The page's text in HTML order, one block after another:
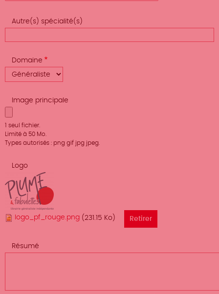
Autre(s) spécialité(s)
Domaine
Image principale
1 seul fichier.
Limité à 50 Mo.
Types autorisés : png gif jpg jpeg.
Logo
logo_pf_rouge.png (231.15 Ko)
Résumé